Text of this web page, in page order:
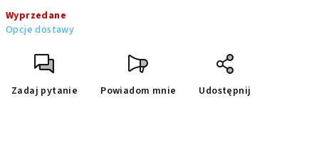
jednostkowa:
Wyprzedane
Opcje dostawy
Zadaj pytanie Powiadom mnie Udostępnij